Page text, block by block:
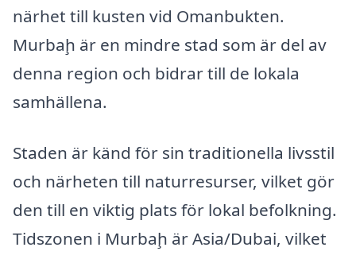
närhet till kusten vid Omanbukten.
Murbaḩ är en mindre stad som är del av
denna region och bidrar till de lokala
samhällena.
Staden är känd för sin traditionella livsstil
och närheten till naturresurser, vilket gör
den till en viktig plats för lokal befolkning.
Tidszonen i Murbaḩ är Asia/Dubai, vilket